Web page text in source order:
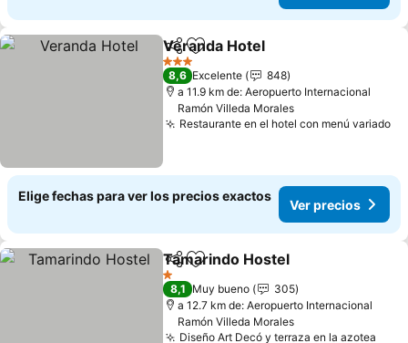
CompartirAgregar a favoritos
Veranda Hotel
3 Estrellas
8,6 Excelente
848
a 11.9 km de: Aeropuerto Internacional
Ramón Villeda Morales
Restaurante en el hotel con menú variado
Elige fechas para ver los precios exactos
Ver precios
Compartir
Agregar a favoritos
Tamarindo Hostel
1 Estrellas
8,1 Muy bueno
305
a 12.7 km de: Aeropuerto Internacional
Ramón Villeda Morales
Diseño Art Decó y terraza en la azotea